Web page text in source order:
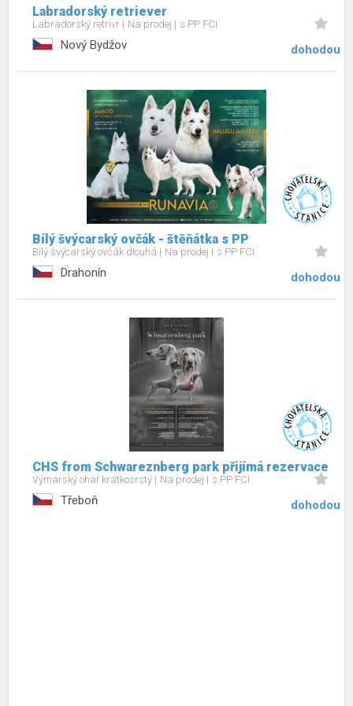
Labradorský retriever
Labradorský retrívr Na prodej s PP FCI
Nový Bydžov dohodou
Bílý švýcarský ovčák - štěňátka s PP
Bílý švýcarský ovčák dlouhá Na prodej s PP FCI
Drahonín dohodou
CHS from Schwareznberg park přijímá rezervace
Výmarský ohař krátkosrstý Na prodej s PP FCI
Třeboň dohodou